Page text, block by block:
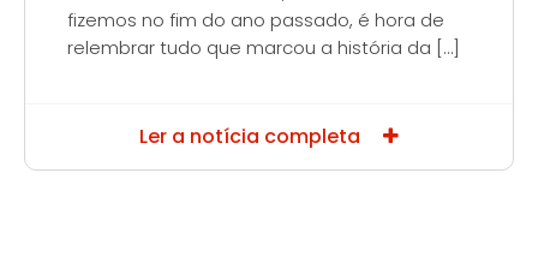
fizemos no fim do ano passado, é hora de
relembrar tudo que marcou a história da […]
Ler a notícia completa